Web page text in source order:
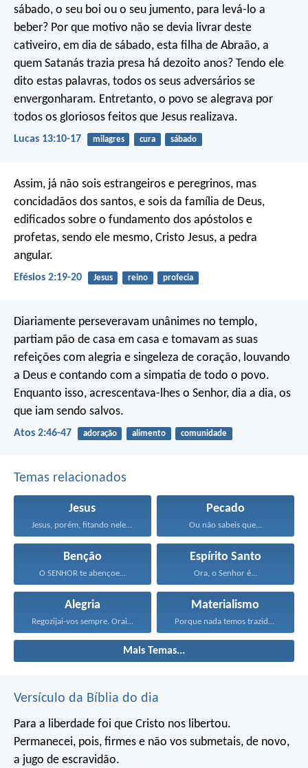
sábado, o seu boi ou o seu jumento, para levá-lo a
beber? Por que motivo não se devia livrar deste
cativeiro, em dia de sábado, esta filha de Abraão, a
quem Satanás trazia presa há dezoito anos? Tendo ele
dito estas palavras, todos os seus adversários se
envergonharam. Entretanto, o povo se alegrava por
todos os gloriosos feitos que Jesus realizava.
Lucas 13:10-17 milagres cura sábado
Assim, já não sois estrangeiros e peregrinos, mas
concidadãos dos santos, e sois da família de Deus,
edificados sobre o fundamento dos apóstolos e
profetas, sendo ele mesmo, Cristo Jesus, a pedra
angular.
Efésios 2:19-20 Jesus reino profecia
Diariamente perseveravam unânimes no templo,
partiam pão de casa em casa e tomavam as suas
refeições com alegria e singeleza de coração, louvando
a Deus e contando com a simpatia de todo o povo.
Enquanto isso, acrescentava-lhes o Senhor, dia a dia, os
que iam sendo salvos.
Atos 2:46-47 adoração alimento comunidade
Temas relacionados
Jesus
Jesus, porém, fitando neles...
Pecado
Ou não sabeis que...
Benção
O SENHOR te abençoe...
Espírito Santo
Ora, o Senhor é...
Alegria
Regozijai-vos sempre. Orai sem...
Materialismo
Porque nada temos trazido...
Mais Temas...
Versículo da Bíblia do dia
Para a liberdade foi que Cristo nos libertou.
Permanecei, pois, firmes e não vos submetais, de novo,
a jugo de escravidão.